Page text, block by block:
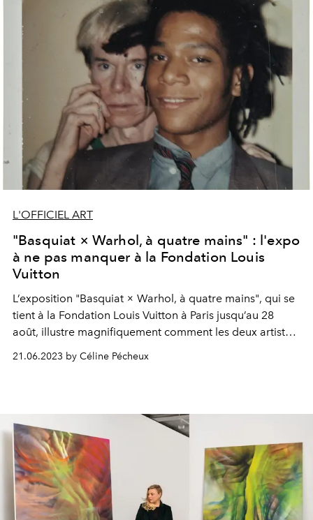
L'OFFICIEL ART
"Basquiat × Warhol, à quatre mains" : l'expo
à ne pas manquer à la Fondation Louis
Vuitton
L’exposition "Basquiat × Warhol, à quatre mains", qui se
tient à la Fondation Louis Vuitton à Paris jusqu’au 28
août, illustre magnifiquement comment les deux artistes
new-yorkais ont joué de leurs différences pour créer une
œuvre commune, aussi mal comprise à ses débuts
21.06.2023 by Céline Pécheux